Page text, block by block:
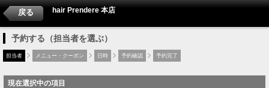
戻る hair Prendere 本店
予約する（担当者を選ぶ）
担当者 メニュー・クーポン 日時 予約確認 予約完了
現在選択中の項目